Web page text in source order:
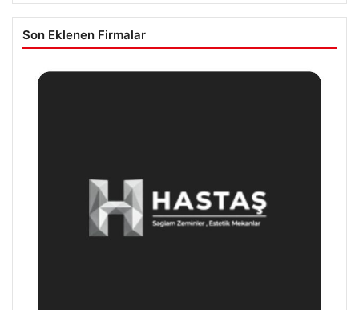
Son Eklenen Firmalar